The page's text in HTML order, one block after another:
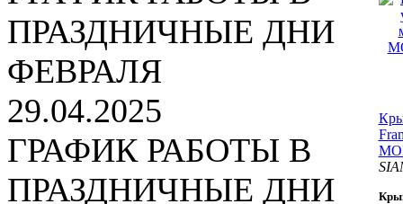
ПРАЗДНИЧНЫЕ ДНИ
ФЕВРАЛЯ
29.04.2025
ГРАФИК РАБОТЫ В
ПРАЗДНИЧНЫЕ ДНИ